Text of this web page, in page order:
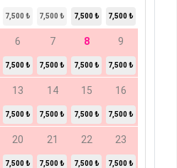
7,500 ₺ 7,500 ₺ 7,500 ₺ 7,500 ₺
6
7,500 ₺
7
7,500 ₺
8
7,500 ₺
9
7,500 ₺
13
7,500 ₺
14
7,500 ₺
15
7,500 ₺
16
7,500 ₺
20
7,500 ₺
21
7,500 ₺
22
7,500 ₺
23
7,500 ₺